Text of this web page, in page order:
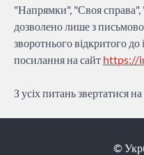
"Напрямки", "Своя справа",
дозволено лише з
зворотнього відкритого
посилання на сайт https://
З усіх питань звертатися на
©